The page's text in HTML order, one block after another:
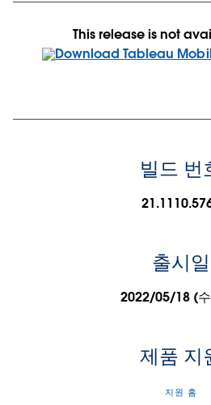
This release is not
빌드 번
출시일
2022/05/18 (
제품 지
지원 홈